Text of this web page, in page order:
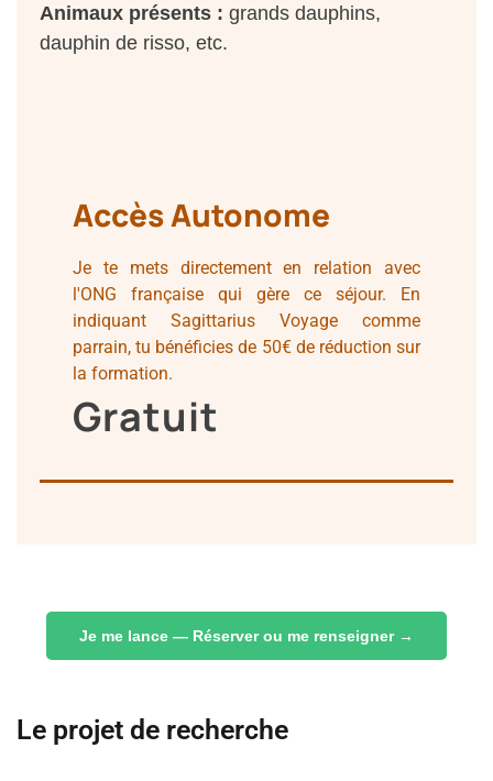
Animaux présents : grands dauphins,
dauphin de risso, etc.
Accès Autonome
Je te mets directement en relation avec
l'ONG française qui gère ce séjour. En
indiquant Sagittarius Voyage comme
parrain, tu bénéficies de 50€ de réduction sur
la formation.
Gratuit
Je me lance — Réserver ou me renseigner →
Le projet de recherche